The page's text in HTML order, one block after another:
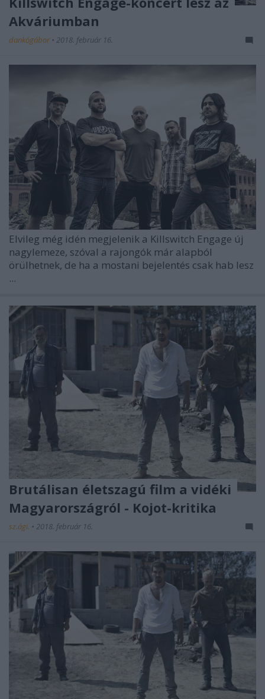
Akváriumban
dankógábor • 2018. február 16.
Elvileg még idén megjelenik a Killswitch Engage új
nagylemeze, szóval a rajongók már alapból
örülhetnek, de ha a mostani bejelentés csak hab lesz
...
Brutálisan életszagú film a vidéki
Magyarországról - Kojot-kritika
sz.ági. • 2018. február 16.